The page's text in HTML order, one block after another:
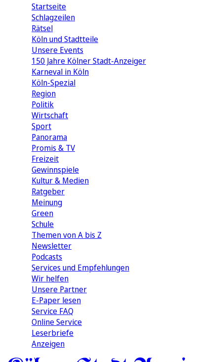
Startseite
Schlagzeilen
Rätsel
Köln und Stadtteile
Unsere Events
150 Jahre Kölner Stadt-Anzeiger
Karneval in Köln
Köln-Spezial
Region
Politik
Wirtschaft
Sport
Panorama
Promis & TV
Freizeit
Gewinnspiele
Kultur & Medien
Ratgeber
Meinung
Green
Schule
Themen von A bis Z
Newsletter
Podcasts
Services und Empfehlungen
Wir helfen
Unsere Partner
E-Paper lesen
Service FAQ
Online Service
Leserbriefe
Anzeigen